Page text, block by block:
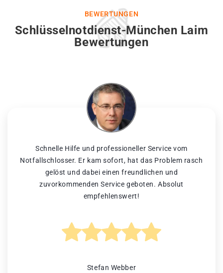
BEWERTUNGEN
Schlüsselnotdienst-München Laim
Bewertungen
Schnelle Hilfe und professioneller Service vom
Notfallschlosser. Er kam sofort, hat das Problem rasch
gelöst und dabei einen freundlichen und
zuvorkommenden Service geboten. Absolut
empfehlenswert!
Stefan Webber